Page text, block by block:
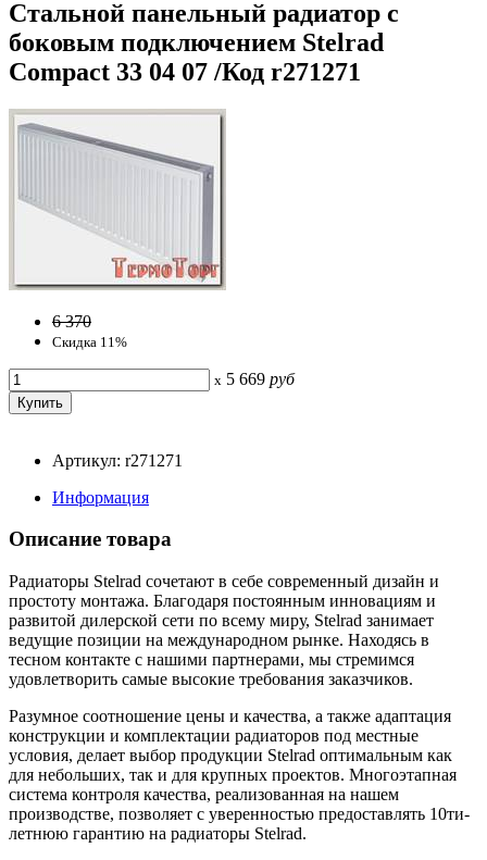
Стальной панельный радиатор с
боковым подключением Stelrad
Compact 33 04 07 /Код r271271
6 370
Скидка 11%
x 5 669 руб
Артикул: r271271
Информация
Описание товара
Радиаторы Stelrad сочетают в себе современный дизайн и
простоту монтажа. Благодаря постоянным инновациям и
развитой дилерской сети по всему миру, Stelrad занимает
ведущие позиции на международном рынке. Находясь в
тесном контакте с нашими партнерами, мы стремимся
удовлетворить самые высокие требования заказчиков.
Разумное соотношение цены и качества, а также адаптация
конструкции и комплектации радиаторов под местные
условия, делает выбор продукции Stelrad оптимальным как
для небольших, так и для крупных проектов. Многоэтапная
система контроля качества, реализованная на нашем
производстве, позволяет с уверенностью предоставлять 10ти-
летнюю гарантию на радиаторы Stelrad.